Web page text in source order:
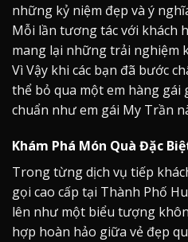
những kỷ niệm đẹp và ý
Mỗi lần tương tác với khách
mang lại những trải nghiệm
Vì Vậy khi các bạn đã bước
thể bỏ qua một em hàng gái
chuẩn như em gái My Trần
Khám Phá Món Quà Đặc
Trong từng dịch vụ tiếp
gọi cao cấp tại Thành Phố
lên như một biểu tượng
hợp hoàn hảo giữa vẻ đẹp